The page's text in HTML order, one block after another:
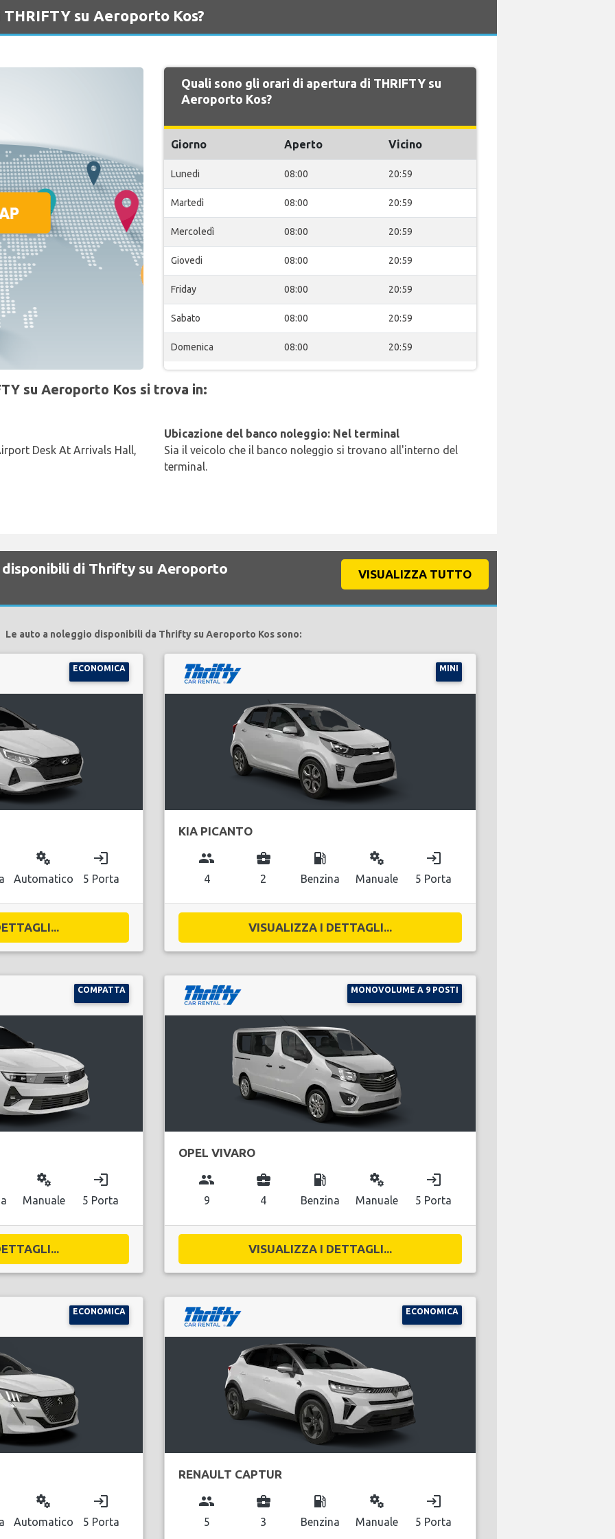
su Aeroporto Kos?
Quali sono gli orari di apertura di THRIFTY su
Aeroporto Kos?
Giorno Aperto Vicino
Lunedi 08:00 20:59
Martedì 08:00 20:59
Mercoledì 08:00 20:59
Giovedi 08:00 20:59
Friday 08:00 20:59
Sabato 08:00 20:59
Domenica 08:00 20:59
su Aeroporto Kos si trova in:
Desk At Arrivals Hall,
Ubicazione del banco noleggio: Nel terminal
Sia il veicolo che il banco noleggio si trovano all'interno del
terminal.
di Thrifty su Aeroporto
VISUALIZZA TUTTO
Le auto a noleggio disponibili da Thrifty su Aeroporto Kos sono:
ECONOMICA
miscellaneous_services
Automatico
login
5 Porta
MINI
KIA PICANTO
group
4
business_center
2
local_gas_station
Benzina
miscellaneous_services
Manuale
login
5 Porta
VISUALIZZA I DETTAGLI...
COMPATTA
miscellaneous_services
Manuale
login
5 Porta
MONOVOLUME A 9 POSTI
OPEL VIVARO
group
9
business_center
4
local_gas_station
Benzina
miscellaneous_services
Manuale
login
5 Porta
VISUALIZZA I DETTAGLI...
ECONOMICA
miscellaneous_services
Automatico
login
5 Porta
ECONOMICA
RENAULT CAPTUR
group
5
business_center
3
local_gas_station
Benzina
miscellaneous_services
Manuale
login
5 Porta